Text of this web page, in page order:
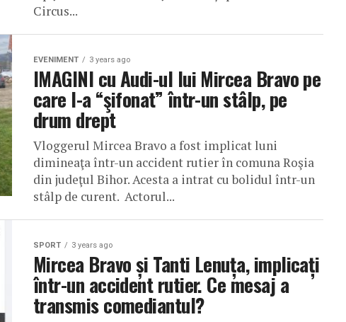
Circus...
EVENIMENT 3 years ago
IMAGINI cu Audi-ul lui Mircea Bravo pe
care l-a “şifonat” într-un stâlp, pe
drum drept
Vloggerul Mircea Bravo a fost implicat luni
dimineaţa într-un accident rutier în comuna Roşia
din judeţul Bihor. Acesta a intrat cu bolidul într-un
stâlp de curent. Actorul...
SPORT 3 years ago
Mircea Bravo și Tanti Lenuța, implicați
într-un accident rutier. Ce mesaj a
transmis comediantul?